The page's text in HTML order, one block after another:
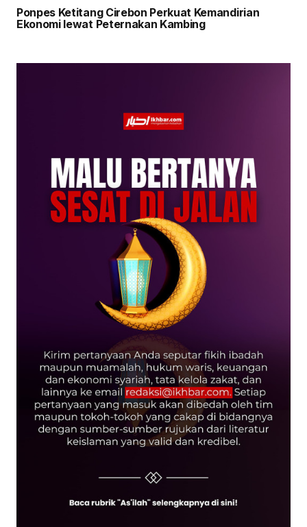
Ponpes Ketitang Cirebon Perkuat Kemandirian
Ekonomi lewat Peternakan Kambing